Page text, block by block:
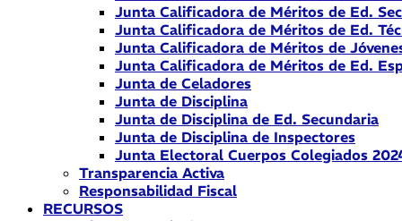
Junta Calificadora de Méritos de Ed.
Junta Calificadora de Méritos de Ed.
Junta Calificadora de Méritos de
Junta Calificadora de Méritos de Ed.
Junta de Celadores
Junta de Disciplina
Junta de Disciplina de Ed. Secundaria
Junta de Disciplina de Inspectores
Junta Electoral Cuerpos Colegiados
Transparencia Activa
Responsabilidad Fiscal
RECURSOS